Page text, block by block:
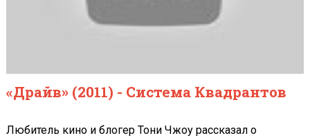
«Драйв» (2011) - Система Квадрантов
Любитель кино и блогер Тони Чжоу рассказал о